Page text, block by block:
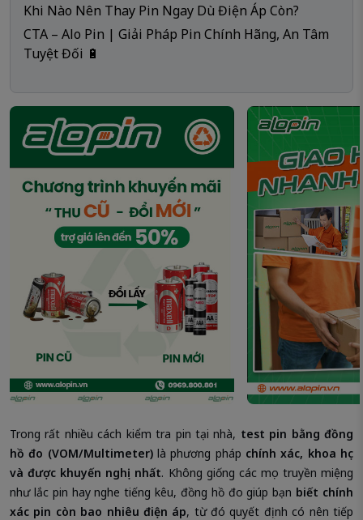
Khi Nào Nên Thay Pin Ngay Dù Điện Áp Còn?
CTA – Alo Pin | Giải Pháp Pin Chính Hãng, An Tâm
Tuyệt Đối 🔋
Trong rất nhiều cách kiểm tra pin tại nhà, test pin bằng đồng
hồ đo (VOM/Multimeter)là phương pháp chính xác, khoa học
và được khuyến nghị nhất. Không giống các mẹo truyền miệng
như lắc pin hay nghe tiếng kêu, đồng hồ đo giúp bạn biết chính
xác pin còn bao nhiêu điện áp, từ đó quyết định có nên tiếp